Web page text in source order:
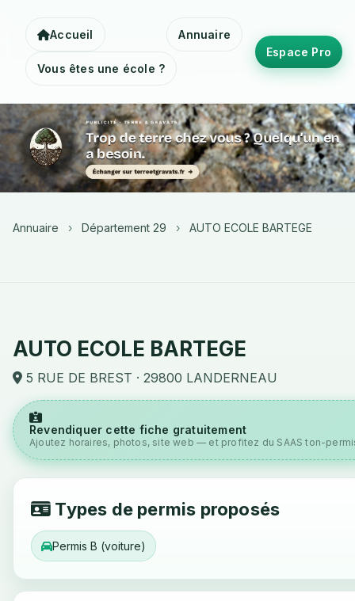
Accueil Annuaire
Vous êtes une école ?
Espace Pro
Annuaire › Département 29 › AUTO ECOLE BARTEGE
AUTO ECOLE BARTEGE
5 RUE DE BREST · 29800 LANDERNEAU
Revendiquer cette fiche gratuitement
Ajoutez horaires, photos, site web — et profitez du SAAS ton-
Types de permis proposés
Permis B (voiture)